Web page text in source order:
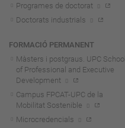
Programes de doctorat
Doctorats industrials
FORMACIÓ PERMANENT
Màsters i postgraus. UPC School
of Professional and Executive
Development
Campus FPCAT-UPC de la
Mobilitat Sostenible
Microcredencials